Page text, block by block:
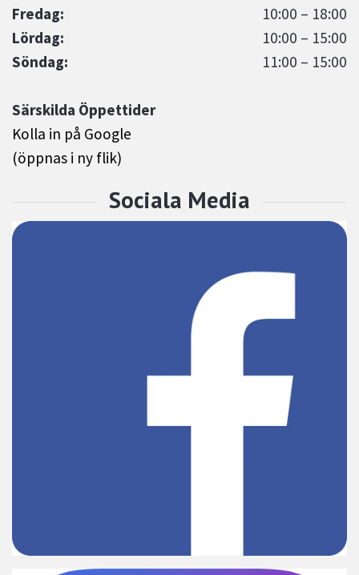
Fredag:
10:00 – 18:00
Lördag:
10:00 – 15:00
Söndag:
11:00 – 15:00
Särskilda Öppettider
Kolla in på Google
(öppnas i ny flik)